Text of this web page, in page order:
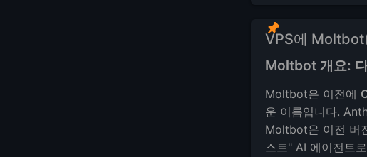
VPS에
Moltbot 개요:
Moltbot은 이전에
운 이름입니다.
Moltbot은 이전 버
스트" AI 에이전트